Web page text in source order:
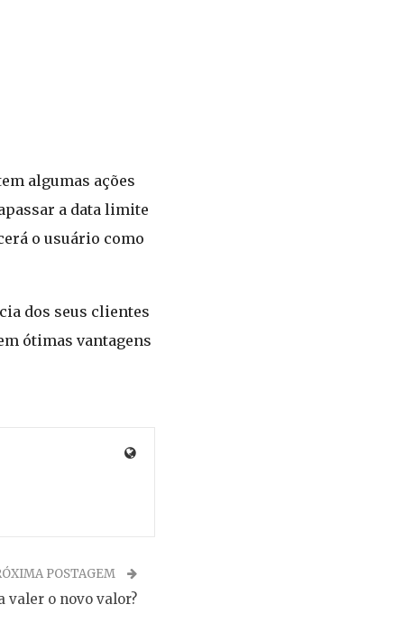
algumas ações
a data limite
o usuário como
dos seus clientes
ótimas vantagens
POSTAGEM
valer o novo valor?